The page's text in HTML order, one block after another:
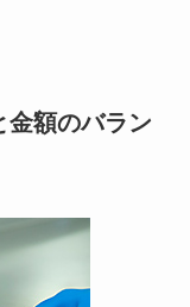
金額のバラン